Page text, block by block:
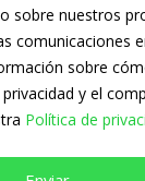
sobre nuestros
comunicaciones
sobre
y el
Política de